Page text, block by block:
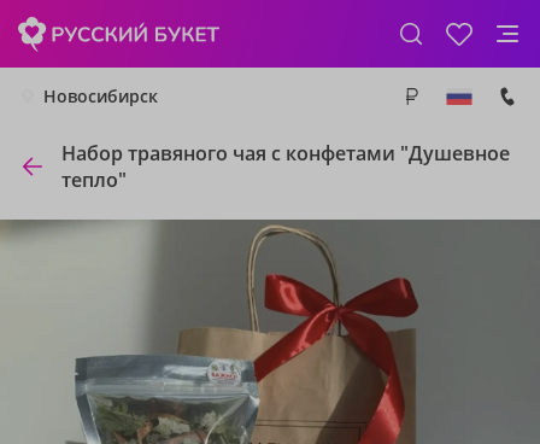
Новосибирск
Набор травяного чая с конфетами "Душевное
тепло"